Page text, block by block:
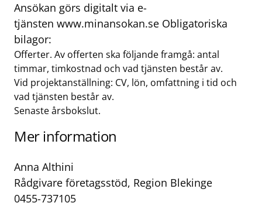
Ansökan görs digitalt via e-
tjänsten www.minansokan.se Obligatoriska
bilagor:
Offerter. Av offerten ska följande framgå: antal
timmar, timkostnad och vad tjänsten består av.
Vid projektanställning: CV, lön, omfattning i tid och
vad tjänsten består av.
Senaste årsbokslut.
Mer information
Anna Althini
Rådgivare företagsstöd, Region Blekinge
0455-737105